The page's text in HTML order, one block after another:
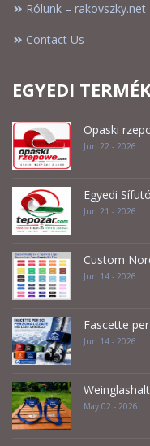
Rólunk – rakovszky.net
Contact Us
EGYEDI
Opaski
Jun 22 - 2026
Egyedi
Jun 21 - 2026
Custom
Jun 14 - 2026
Fascette
Jun 14 - 2026
May 02 - 2026